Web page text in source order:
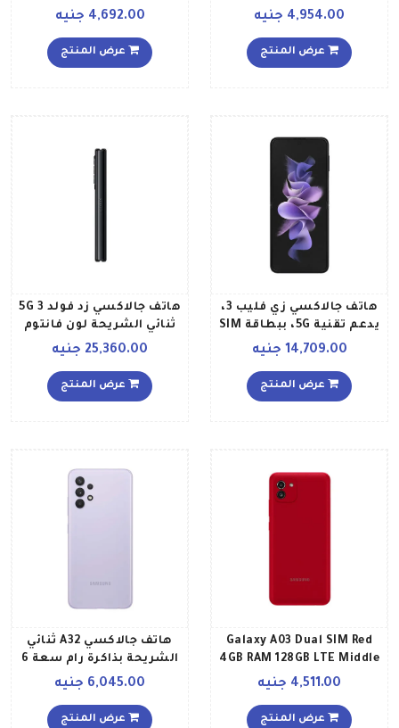
جيجابايت وذاكرة داخلية
تقنية 4G LTE إصدار الشرق
الأوسط لون أخضر
4,954.00 جنيه
عرض المنتج
بلون أسود إصدار الشرق
4,692.00 جنيه
عرض المنتج
هاتف جالاكسي زي فليب 3،
يدعم تقنية 5G، ببطاقة SIM
ولون أسود فانتوم، وذاكرة
داخلية سعة 256 جيجابايت
إصدار الشرق الأوسط
14,709.00 جنيه
عرض المنتج
هاتف جالاكسي زد فولد 3 5G
ثنائي الشريحة لون فانتوم
سعة 256 جيجابايت نسخة
25,360.00 جنيه
عرض المنتج
Galaxy A03 Dual SIM Red
4GB RAM 128GB LTE Middle
East Version
4,511.00 جنيه
عرض المنتج
هاتف جالاكسي A32 ثنائي
الشريحة بذاكرة رام سعة 6
جيجابايت وذاكرة تخزين
تقنية 4G LTE بلونٍ بنفسجي
6,045.00 جنيه
عرض المنتج